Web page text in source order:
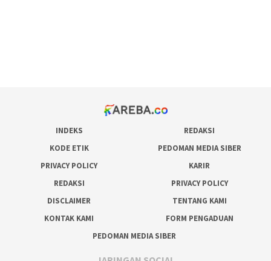
INDEKS
REDAKSI
KODE ETIK
PEDOMAN MEDIA SIBER
PRIVACY POLICY
KARIR
REDAKSI
PRIVACY POLICY
DISCLAIMER
TENTANG KAMI
KONTAK KAMI
FORM PENGADUAN
PEDOMAN MEDIA SIBER